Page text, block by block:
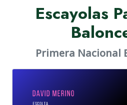
Escayolas
Primera Nacional